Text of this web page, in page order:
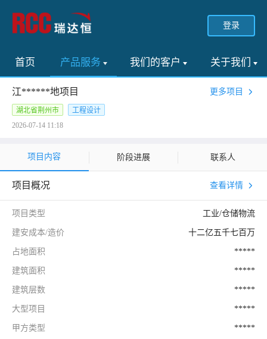
登录
首页 产品服务 我们的客户 关于我们
江******地项目 更多项目
湖北省荆州市
工程设计
2026-07-14 11:18
项目内容 阶段进展 联系人
项目概况 查看详情
项目类型 工业/仓储物流
建安成本/造价 十二亿五千七百万
占地面积 *****
建筑面积 *****
建筑层数 *****
大型项目 *****
甲方类型 *****